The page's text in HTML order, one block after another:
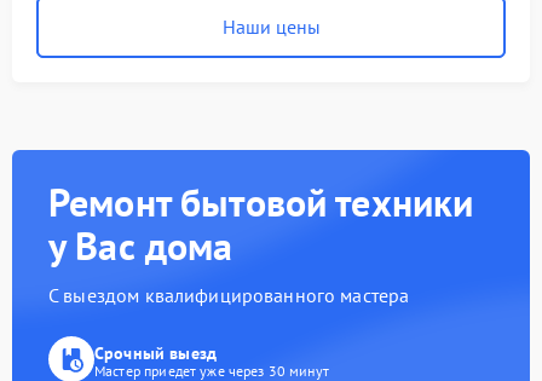
Наши цены
Ремонт бытовой техники
у Вас дома
С выездом квалифицированного мастера
Срочный выезд
Мастер приедет уже через 30 минут